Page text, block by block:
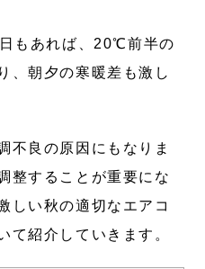
もあれば、20℃前半の
、朝夕の寒暖差も激し
不良の原因にもなりま
整することが重要にな
しい秋の適切なエアコ
て紹介していきます。